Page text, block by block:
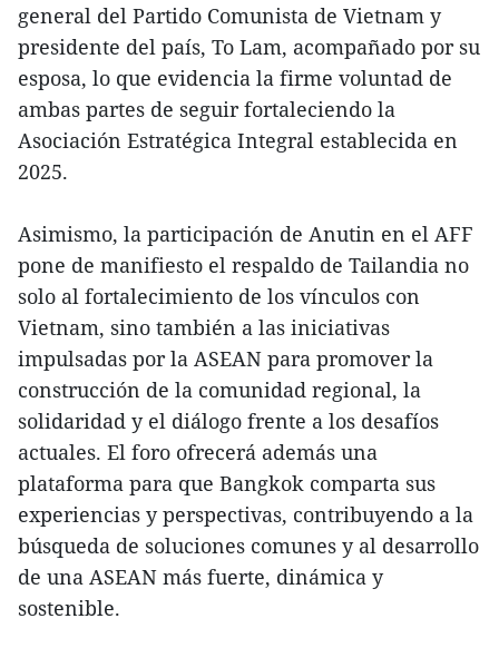
general del Partido Comunista de Vietnam y
presidente del país, To Lam, acompañado por su
esposa, lo que evidencia la firme voluntad de
ambas partes de seguir fortaleciendo la
Asociación Estratégica Integral establecida en
2025.
Asimismo, la participación de Anutin en el AFF
pone de manifiesto el respaldo de Tailandia no
solo al fortalecimiento de los vínculos con
Vietnam, sino también a las iniciativas
impulsadas por la ASEAN para promover la
construcción de la comunidad regional, la
solidaridad y el diálogo frente a los desafíos
actuales. El foro ofrecerá además una
plataforma para que Bangkok comparta sus
experiencias y perspectivas, contribuyendo a la
búsqueda de soluciones comunes y al desarrollo
de una ASEAN más fuerte, dinámica y
sostenible.